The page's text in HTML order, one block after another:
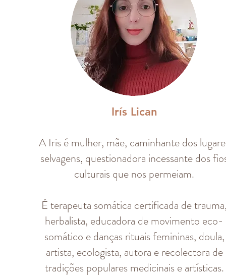
Irís Lican
A Iris é mulher, mãe, caminhante dos
selvagens, questionadora incessante dos
culturais que nos permeiam.
É terapeuta somática certificada de
herbalista, educadora de movimento eco-
somático e danças rituais femininas, doula,
artista, ecologista, autora e recolectora de
tradições populares medicinais e artísticas.